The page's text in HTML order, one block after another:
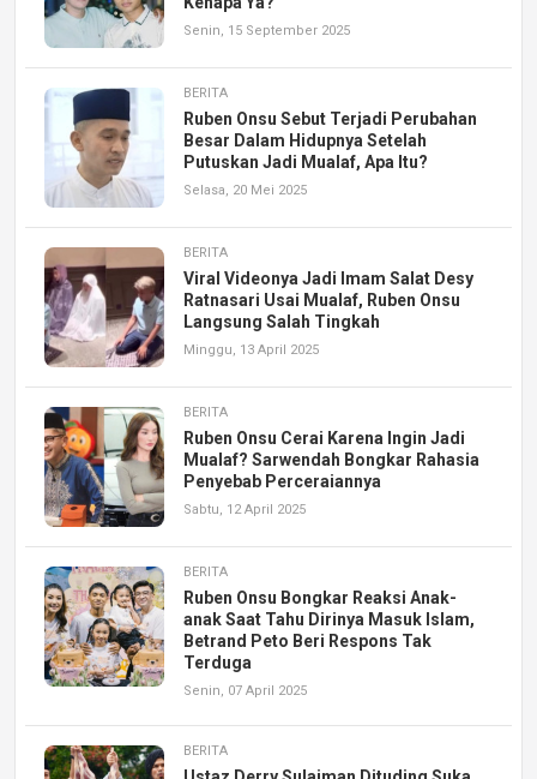
Senin, 15 September 2025
BERITA
Ruben Onsu Sebut Terjadi Perubahan
Besar Dalam Hidupnya Setelah
Putuskan Jadi Mualaf, Apa Itu?
Selasa, 20 Mei 2025
BERITA
Viral Videonya Jadi Imam Salat Desy
Ratnasari Usai Mualaf, Ruben Onsu
Langsung Salah Tingkah
Minggu, 13 April 2025
BERITA
Ruben Onsu Cerai Karena Ingin Jadi
Mualaf? Sarwendah Bongkar Rahasia
Penyebab Perceraiannya
Sabtu, 12 April 2025
BERITA
Ruben Onsu Bongkar Reaksi Anak-
anak Saat Tahu Dirinya Masuk Islam,
Betrand Peto Beri Respons Tak
Terduga
Senin, 07 April 2025
BERITA